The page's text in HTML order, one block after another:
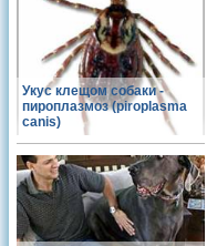
Укус клещом собаки -
пироплазмоз (piroplasma
canis)